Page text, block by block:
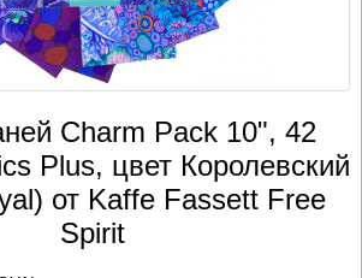
Charm Pack 10", 42
Plus, цвет Королевский
от Kaffe Fassett Free
Spirit